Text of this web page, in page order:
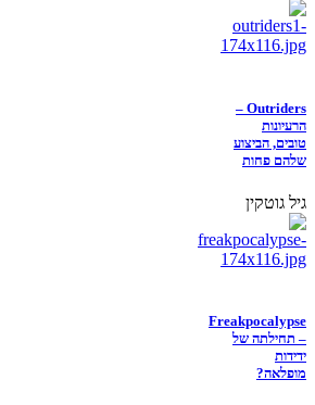
Outriders –
הרעיונות
טובים, הביצוע
שלהם פחות
גיל גוטקין
Freakpocalypse
– תחילתה של
ידידות
מופלאה?